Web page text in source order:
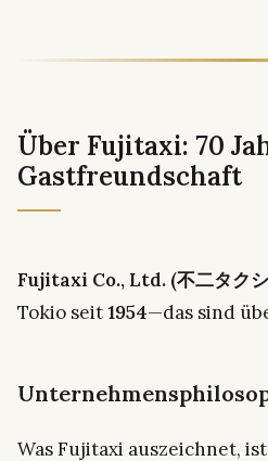
Über Fujitaxi: 70
Gastfreundschaft
Fujitaxi Co., Ltd. (不二タク
Tokio seit1954—das sind
Was Fujitaxi auszeichnet,